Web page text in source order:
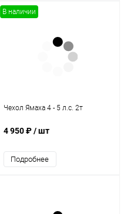
В наличии
Чехол Ямаха 4 - 5 л.с. 2т
4 950 ₽/ шт
Подробнее